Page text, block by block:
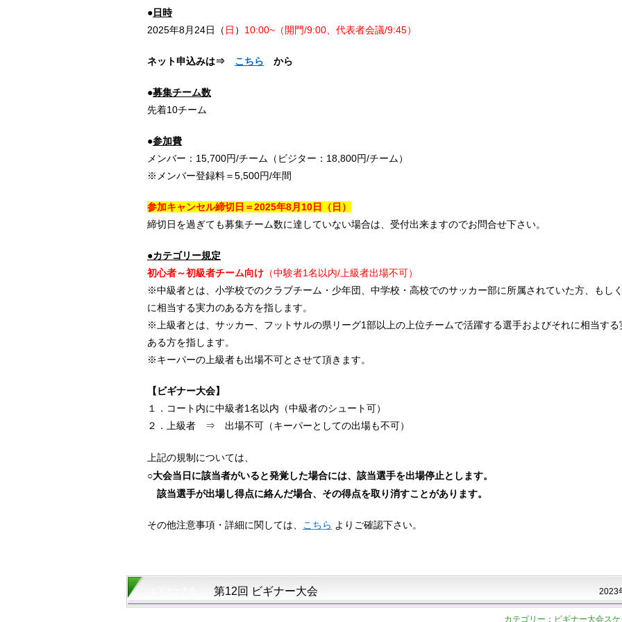
●日時
2025年8月24日（ 日 ） 10:00~（開門/9:00、代表者会議/9:45）
ネット申込みは⇒ こちら から
●募集チーム数
先着10チーム
●参加費
メンバー：15,700円/チーム（ビジター：18,800円/チーム）
※メンバー登録料＝5,500円/年間
参加キャンセル締切日＝2025年8月10日
（日）
締切日を過ぎても募集チーム数に達していない場合は、受付出来ますのでお問合せ下さい。
●カテゴリー規定
初心者～初級者チーム向け （中験者1名以内/上級者出場不可）
※中級者とは、小学校でのクラブチーム・少年団、中学校・高校でのサッカー部に所属されていた方、もし
に相当する実力のある方を指します。
※上級者とは、サッカー、フットサルの県リーグ1部以上の上位チームで活躍する選手およびそれに相当する
ある方を指します。
※キーパーの上級者も出場不可とさせて頂きます。
【ビギナー大会】
１．コート内に中級者1名以内（中級者のシュート可）
２．上級者 ⇒ 出場不可（キーパーとしての出場も不可）
上記の規制については、
○大会当日に該当者がいると発覚した場合には、該当選手を出場停止とします。
該当選手が出場し得点に絡んだ場合、その得点を取り消すことがあります。
その他注意事項・詳細に関しては、 こちら よりご確認下さい。
第12回 ビギナー大会 2023
カテゴリー：ビギナー大会ス